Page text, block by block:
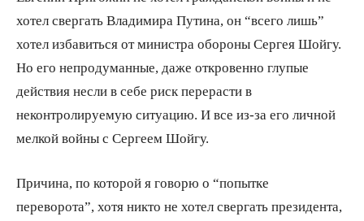
хотел свергать Владимира Путина, он “всего лишь”
хотел избавиться от министра обороны Сергея Шойгу.
Но его непродуманные, даже откровенно глупые
действия несли в себе риск перерасти в
неконтролируемую ситуацию. И все из-за его личной
мелкой войны с Сергеем Шойгу.
Причина, по которой я говорю о “попытке
переворота”, хотя никто не хотел свергать президента,